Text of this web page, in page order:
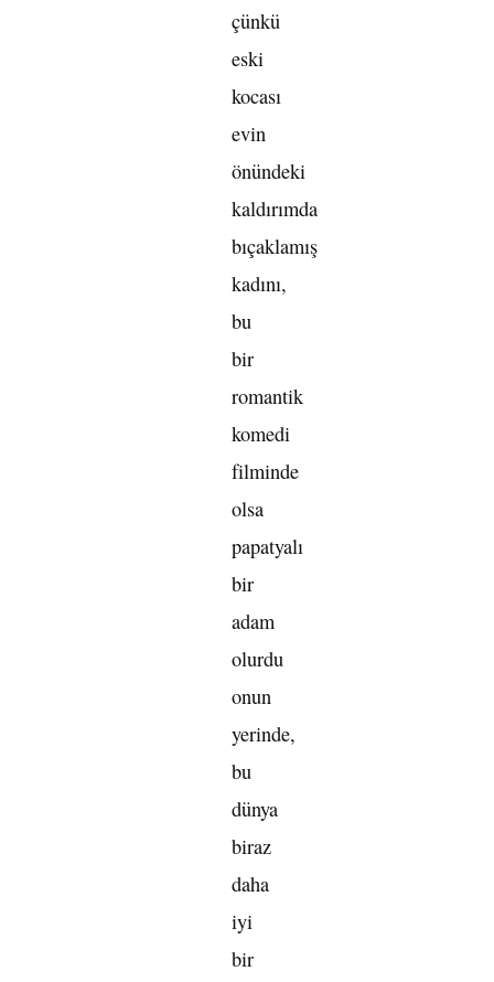
çünkü
eski
kocası
evin
önündeki
kaldırımda
bıçaklamış
kadını,
bu
bir
romantik
komedi
filminde
olsa
papatyalı
bir
adam
olurdu
onun
yerinde,
bu
dünya
biraz
daha
iyi
bir